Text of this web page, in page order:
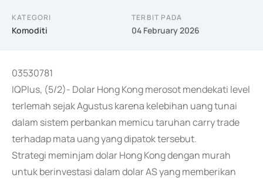
KATEGORI
Komoditi
TERBIT PADA
04 February 2026
03530781
IQPlus, (5/2)- Dolar Hong Kong merosot mendekati level
terlemah sejak Agustus karena kelebihan uang tunai
dalam sistem perbankan memicu taruhan carry trade
terhadap mata uang yang dipatok tersebut.
Strategi meminjam dolar Hong Kong dengan murah
untuk berinvestasi dalam dolar AS yang memberikan